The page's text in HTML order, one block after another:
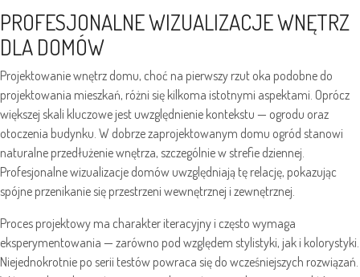
PROFESJONALNE WIZUALIZACJE WNĘTRZ
DLA DOMÓW
Projektowanie wnętrz domu, choć na pierwszy rzut oka podobne do
projektowania mieszkań, różni się kilkoma istotnymi aspektami. Oprócz
większej skali kluczowe jest uwzględnienie kontekstu — ogrodu oraz
otoczenia budynku. W dobrze zaprojektowanym domu ogród stanowi
naturalne przedłużenie wnętrza, szczególnie w strefie dziennej.
Profesjonalne wizualizacje domów uwzględniają tę relację, pokazując
spójne przenikanie się przestrzeni wewnętrznej i zewnętrznej.
Proces projektowy ma charakter iteracyjny i często wymaga
eksperymentowania — zarówno pod względem stylistyki, jak i kolorystyki.
Niejednokrotnie po serii testów powraca się do wcześniejszych rozwiązań.